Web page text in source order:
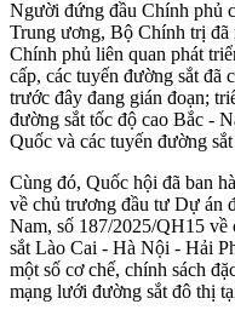
Người đứng đầu Chính phủ
Trung ương, Bộ Chính trị đã
Chính phủ liên quan phát
cấp, các tuyến đường sắt đã
trước đây đang gián đoạn;
đường sắt tốc độ cao Bắc -
Quốc và các tuyến đường
Cùng đó, Quốc hội đã ban
về chủ trương đầu tư Dự án
Nam, số 187/2025/QH15
sắt Lào Cai - Hà Nội - Hải
một số cơ chế, chính sách
mạng lưới đường sắt đô thị